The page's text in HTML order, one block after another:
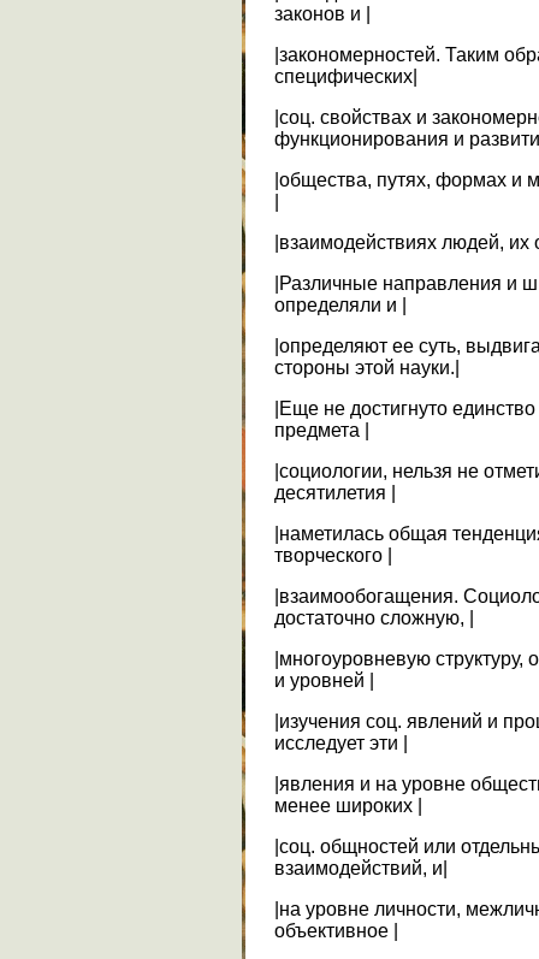
законов и |
|закономерностей. Таким
специфических|
|соц. свойствах и
функционирования и
|общества, путях, формах и
|взаимодействиях людей,
|Различные направления и
определяли и |
|определяют ее суть,
стороны этой науки.|
|Еще не достигнуто
предмета |
|социологии, нельзя не
десятилетия |
|наметилась общая
творческого |
|взаимообогащения.
достаточно сложную, |
|многоуровневую
и уровней |
|изучения соц. явлений и
исследует эти |
|явления и на уровне
менее широких |
|соц. общностей или
взаимодействий, и|
|на уровне личности,
объективное |